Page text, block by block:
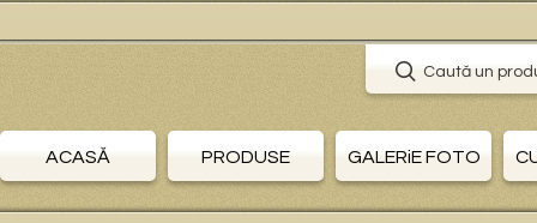
Caută un
ACASĂ PRODUSE GALERiE FOTO